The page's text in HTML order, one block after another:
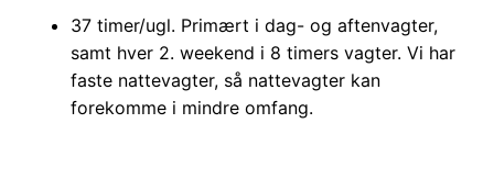
37 timer/ugl. Primært i dag- og aftenvagter,
samt hver 2. weekend i 8 timers vagter. Vi har
faste nattevagter, så nattevagter kan
forekomme i mindre omfang.